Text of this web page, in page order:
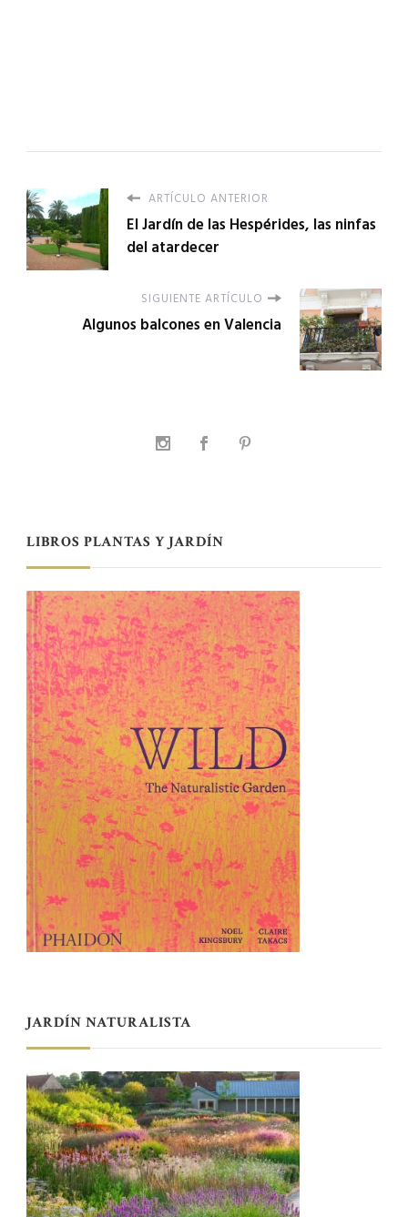
ARTÍCULO ANTERIOR
El Jardín de las Hespérides, las ninfas
del atardecer
SIGUIENTE ARTÍCULO
Algunos balcones en Valencia
LIBROS PLANTAS Y JARDÍN
JARDÍN NATURALISTA